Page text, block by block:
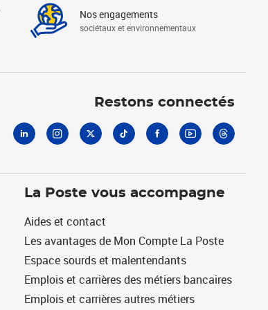
Nos engagements
sociétaux et environnementaux
Restons connectés
La Poste vous accompagne
Aides et contact
Les avantages de Mon Compte La Poste
Espace sourds et malentendants
Emplois et carrières des métiers bancaires
Emplois et carrières autres métiers